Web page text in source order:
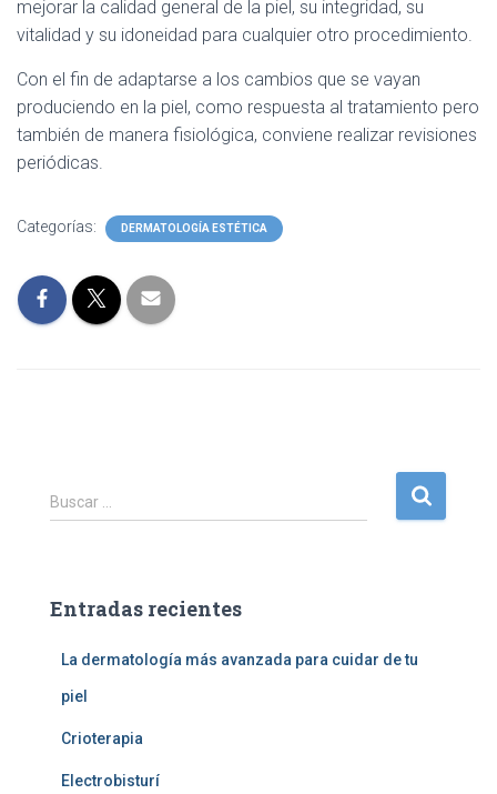
mejorar la calidad general de la piel, su integridad, su
vitalidad y su idoneidad para cualquier otro procedimiento.
Con el fin de adaptarse a los cambios que se vayan
produciendo en la piel, como respuesta al tratamiento pero
también de manera fisiológica, conviene realizar revisiones
periódicas.
Categorías: DERMATOLOGÍA ESTÉTICA
B
u
r
Buscar …
Entradas recientes
La dermatología más avanzada para cuidar de tu
piel
Crioterapia
Electrobisturí